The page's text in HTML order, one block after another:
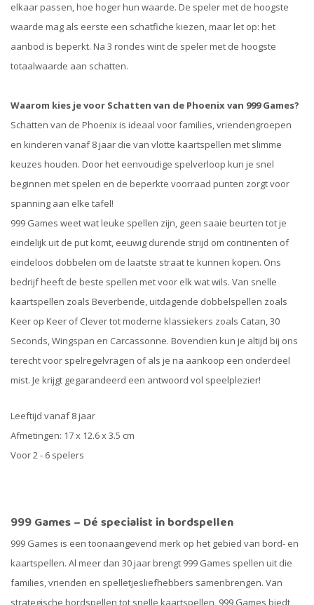
elkaar passen, hoe hoger hun waarde. De speler met de hoogste
waarde mag als eerste een schatfiche kiezen, maar let op: het
aanbod is beperkt. Na 3 rondes wint de speler met de hoogste
totaalwaarde aan schatten.
Waarom kies je voor Schatten van de Phoenix van 999 Games?
Schatten van de Phoenix is ideaal voor families, vriendengroepen
en kinderen vanaf 8 jaar die van vlotte kaartspellen met slimme
keuzes houden. Door het eenvoudige spelverloop kun je snel
beginnen met spelen en de beperkte voorraad punten zorgt voor
spanning aan elke tafel!
999 Games weet wat leuke spellen zijn, geen saaie beurten tot je
eindelijk uit de put komt, eeuwig durende strijd om continenten of
eindeloos dobbelen om de laatste straat te kunnen kopen. Ons
bedrijf heeft de beste spellen met voor elk wat wils. Van snelle
kaartspellen zoals Beverbende, uitdagende dobbelspellen zoals
Keer op Keer of Clever tot moderne klassiekers zoals Catan, 30
Seconds, Wingspan en Carcassonne. Bovendien kun je altijd bij ons
terecht voor spelregelvragen of als je na aankoop een onderdeel
mist. Je krijgt gegarandeerd een antwoord vol speelplezier!
Leeftijd vanaf 8 jaar
Afmetingen: 17 x 12.6 x 3.5 cm
Voor 2 - 6 spelers
999 Games – Dé specialist in bordspellen
999 Games is een toonaangevend merk op het gebied van bord- en
kaartspellen. Al meer dan 30 jaar brengt 999 Games spellen uit die
families, vrienden en spelletjesliefhebbers samenbrengen. Van
strategische bordspellen tot snelle kaartspellen, 999 Games biedt